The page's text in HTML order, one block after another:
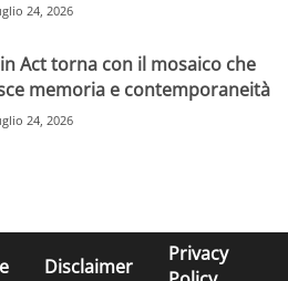
24, 2026
Act torna con il mosaico che
memoria e contemporaneità
24, 2026
Disclaimer
Privacy